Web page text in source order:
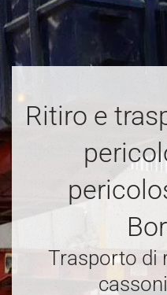
Ritiro e
Trasporto di